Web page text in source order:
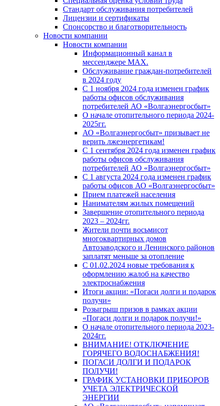
Стандарт обслуживания потребителей
Лицензии и сертификаты
Спонсорство и благотворительность
Новости компании
Новости компании
Информационный канал в
мессенджере MAX.
Обслуживание граждан-потребителей
в 2024 году
С 1 ноября 2024 года изменен график
работы офисов обслуживания
потребителей АО «Волгаэнергосбыт»
О начале отопительного периода 2024-
2025гг.
АО «Волгаэнергосбыт» призывает не
верить лжеэнергетикам!
С 1 сентября 2024 года изменен график
работы офисов обслуживания
потребителей АО «Волгаэнергосбыт»
С 1 августа 2024 года изменен график
работы офисов АО «Волгаэнергосбыт»
Прием платежей населения
Нанимателям жилых помещений
Завершение отопительного периода
2023 – 2024гг.
Жители почти восьмисот
многоквартирных домов
Автозаводского и Ленинского районов
заплатят меньше за отопление
С 01.02.2024 новые требования к
оформлению жалоб на качество
электроснабжения
Итоги акции: «Погаси долги и подарок
получи»
Розыгрыш призов в рамках акции
«Погаси долги и подарок получи!»
О начале отопительного периода 2023-
2024гг.
ВНИМАНИЕ! ОТКЛЮЧЕНИЕ
ГОРЯЧЕГО ВОДОСНАБЖЕНИЯ!
ПОГАСИ ДОЛГИ И ПОДАРОК
ПОЛУЧИ!
ГРАФИК УСТАНОВКИ ПРИБОРОВ
УЧЕТА ЭЛЕКТРИЧЕСКОЙ
ЭНЕРГИИ